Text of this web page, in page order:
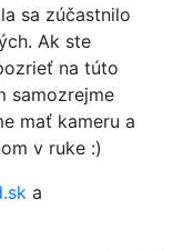
sa zúčastnilo
Ak ste
na túto
samozrejme
mať kameru a
v ruke :)
a